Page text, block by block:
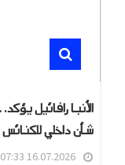
الأنبا رافائيل
شأن داخلي
16.07.2026 07:33